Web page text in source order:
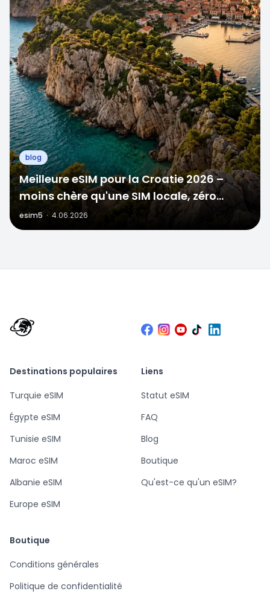
blog
Meilleure eSIM pour la Croatie 2026 –
moins chère qu'une SIM locale, zéro
stress à la frontière
esim5 · 4.06.2026
Destinations populaires
Turquie eSIM
Égypte eSIM
Tunisie eSIM
Maroc eSIM
Albanie eSIM
Europe eSIM
Liens
Statut eSIM
FAQ
Blog
Boutique
Qu'est-ce qu'un eSIM?
Boutique
Conditions générales
Politique de confidentialité